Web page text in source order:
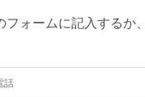
ォームに記入するか